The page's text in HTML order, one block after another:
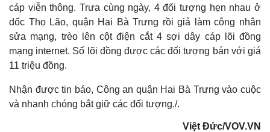
cáp viễn thông. Trưa cùng ngày, 4 đối tượng hẹn nhau ở
dốc Thọ Lão, quận Hai Bà Trưng rồi giả làm công nhân
sửa mạng, trèo lên cột điện cắt 4 sợi dây cáp lõi đồng
mạng internet. Số lõi đồng được các đối tượng bán với giá
11 triệu đồng.
Nhận được tin báo, Công an quận Hai Bà Trưng vào cuộc
và nhanh chóng bắt giữ các đối tượng./.
Việt Đức/VOV.VN